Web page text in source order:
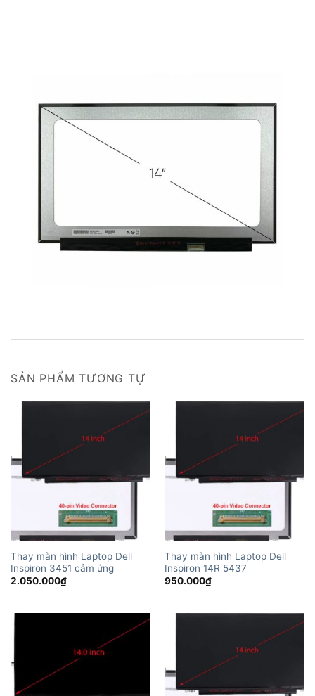
SẢN PHẨM TƯƠNG TỰ
Thay màn hình Laptop Dell
Inspiron 3451 cảm ứng
2.050.000₫
Thay màn hình Laptop Dell
Inspiron 14R 5437
950.000₫